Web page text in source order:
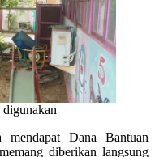
mendapat Dana Bantuan
diberikan langsung